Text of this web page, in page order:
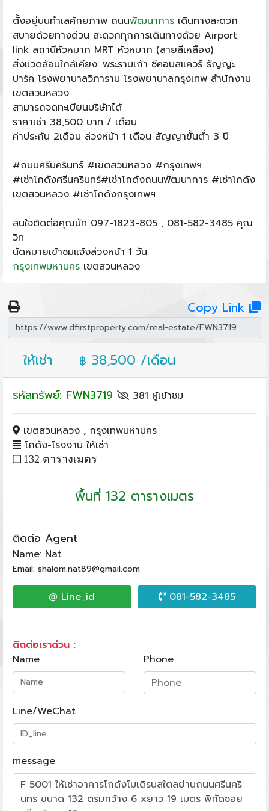
ตั้งอยู่บนทำเลศักยภาพ ถนนพัฒนาการเดินทางสะดวก
สบายด้วยทางด่วน สะดวกทุกการเดินทางด้วย Airport
link สถานีหัวหมาก MRT หัวหมาก (สายสีเหลือง)
สิ่งแวดล้อมใกล้เคียง: พระรามเก้า ซีคอนสแควร์ ธัญญะ
ปาร์ค โรงพยาบาลวิภาราม โรงพยาบาลกรุงเทพ สำนักงาน
เขตสวนหลวง
สามารถจดทะเบียนบริษัทได้
ราคาเช่า 38,500 บาท / เดือน
ค่าประกัน 2เดือน ล่วงหน้า 1 เดือน สัญญาขั้นต่ำ 3 ปี
#ถนนศรีนครินทร์ #เขตสวนหลวง #กรุงเทพฯ
#เช่าโกดังศรีนครินทร์#เช่าโกดังถนนพัฒนาการ #เช่าโกดัง
เขตสวนหลวง #เช่าโกดังกรุงเทพฯ
สนใจติดต่อคุณนัท 097-1823-805 , 081-582-3485 คุณ
วิท
นัดหมายเข้าชมแจ้งล่วงหน้า 1 วัน
กรุงเทพมหานครเขตสวนหลวง
Copy Link
ให้เช่า ฿ 38,500 /เดือน
รหัสทรัพย์: FWN3719 381 ผู้เข้าชม
เขตสวนหลวง , กรุงเทพมหานคร
โกดัง-โรงงาน ให้เช่า
132 ตารางเมตร
พื้นที่ 132 ตารางเมตร
ติดต่อ Agent
Name: Nat
Email: shalom.nat89@gmail.com
@ Line_id 081-582-3485
ติดต่อเราด่วน :
Name
Phone
Line/WeChat
message